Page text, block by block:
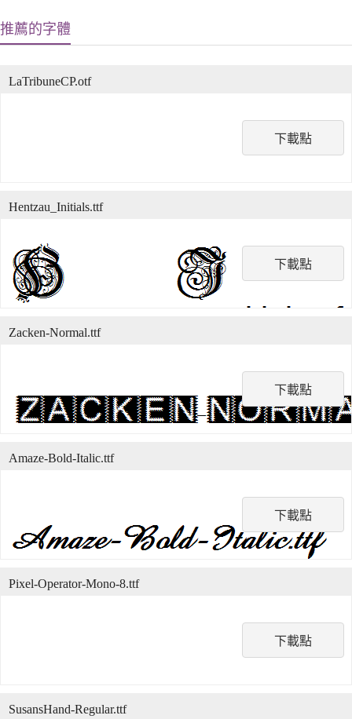
推薦的字體
下載點
LaTribuneCP.otf
下載點
Hentzau_Initials.ttf
下載點
Zacken-Normal.ttf
下載點
Amaze-Bold-Italic.ttf
下載點
Pixel-Operator-Mono-8.ttf
SusansHand-Regular.ttf